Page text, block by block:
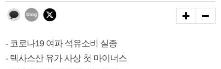
- 코로나19 여파 석유소비 실종
- 텍사스산 유가 사상 첫 마이너스